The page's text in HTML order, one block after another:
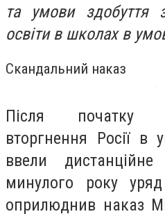
та умови здобуття
освіти в школах в
Скандальний наказ
Після початку
вторгнення Росії в
ввели
минулого року
оприлюднив наказ